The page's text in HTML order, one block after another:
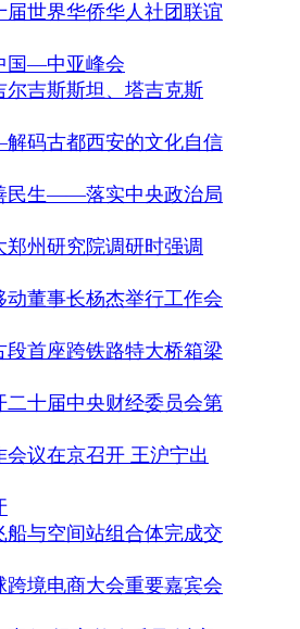
届世界华侨华人社团联谊
国—中亚峰会
尔吉斯斯坦、塔吉克斯
码古都西安的文化自信
民生——落实中央政治局
州研究院调研时强调
动董事长杨杰举行工作会
段首座跨铁路特大桥箱梁
二十届中央财经委员会第
会议在京召开 王沪宁出
船与空间站组合体完成交
跨境电商大会重要嘉宾会